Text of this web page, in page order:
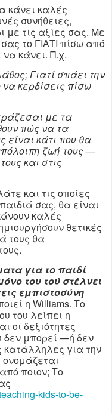
κάνει καλές
συνήθειες,
με τις αξίες σας. Με
το ΓΙΑΤΙ πίσω από
κάνει. Π.χ.
Γιατί σπάει την
κερδίσεις πίσω
με τα
πώς να τα
είναι κάτι που θα
ζωή τους —
και στις
και τις οποίες
σας, θα είναι
καλές
θετικές
τους θα
για το παιδί
του τού στέλνει
εμπιστοσύνη
η Williams. Το
του λείπει η
οι δεξιότητες
δεν μπορεί —ή δεν
για την
ονομάζεται
ποιον; Το
kids-to-be-